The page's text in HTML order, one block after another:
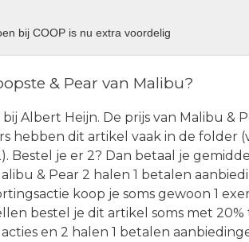
bij COOP is nu extra voordelig
& Pear van Malibu?
Albert Heijn. De prijs van Malibu &
hebben dit artikel vaak in de folder
Bestel je er 2? Dan betaal je
& Pear 2 halen 1 betalen
koop je soms gewoon 1
bestel je dit artikel soms met 20%
en 2 halen 1 betalen